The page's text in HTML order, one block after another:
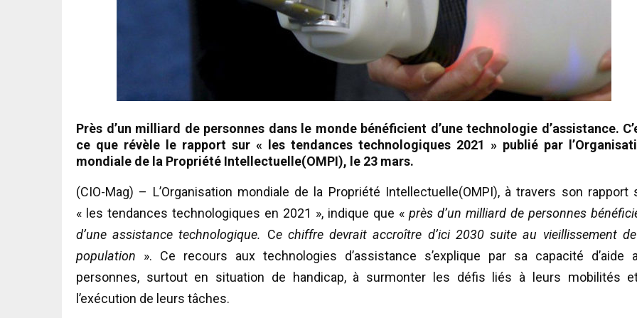
Près d’un milliard de personnes dans le monde bénéficient d’une technologie d’assistance.
ce que révèle le rapport sur « les tendances technologiques 2021 » publié par
mondiale de la Propriété Intellectuelle(OMPI), le 23 mars.
(CIO-Mag) – L’Organisation mondiale de la Propriété Intellectuelle(OMPI), à travers son rapport
« les tendances technologiques en 2021 », indique que « près d’un milliard de personnes
d’une assistance technologique. Ce chiffre devrait accroître d’ici 2030 suite au vieillissement
population ». Ce recours aux technologies d’assistance s’explique par sa capacité d’aide
personnes, surtout en situation de handicap, à surmonter les défis liés à leurs mobilités
l’exécution de leurs tâches.